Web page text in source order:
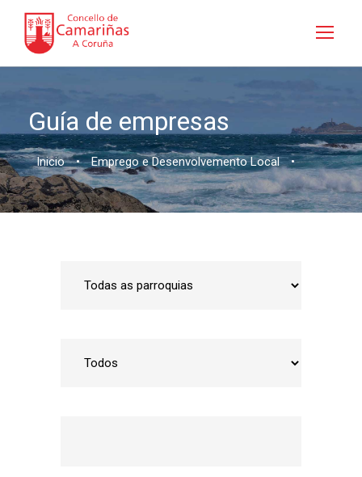
Guía de empresas
Inicio • Emprego e Desenvolvemento Local •